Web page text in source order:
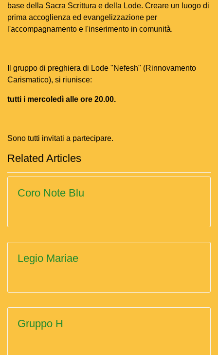
base della Sacra Scrittura e della Lode. Creare un luogo di
prima accoglienza ed evangelizzazione per
l'accompagnamento e l'inserimento in comunità.
Il gruppo di preghiera di Lode "Nefesh" (Rinnovamento
Carismatico), si riunisce:
tutti i mercoledì alle ore 20.00.
Sono tutti invitati a partecipare.
Related Articles
Coro Note Blu
Legio Mariae
Gruppo H